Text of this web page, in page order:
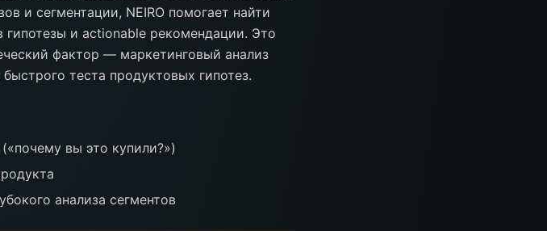
и сегментации, NEIRO помогает найти
гипотезы и actionable рекомендации. Это
фактор — маркетинговый анализ
теста продуктовых гипотез.
вы это купили?»)
анализа сегментов